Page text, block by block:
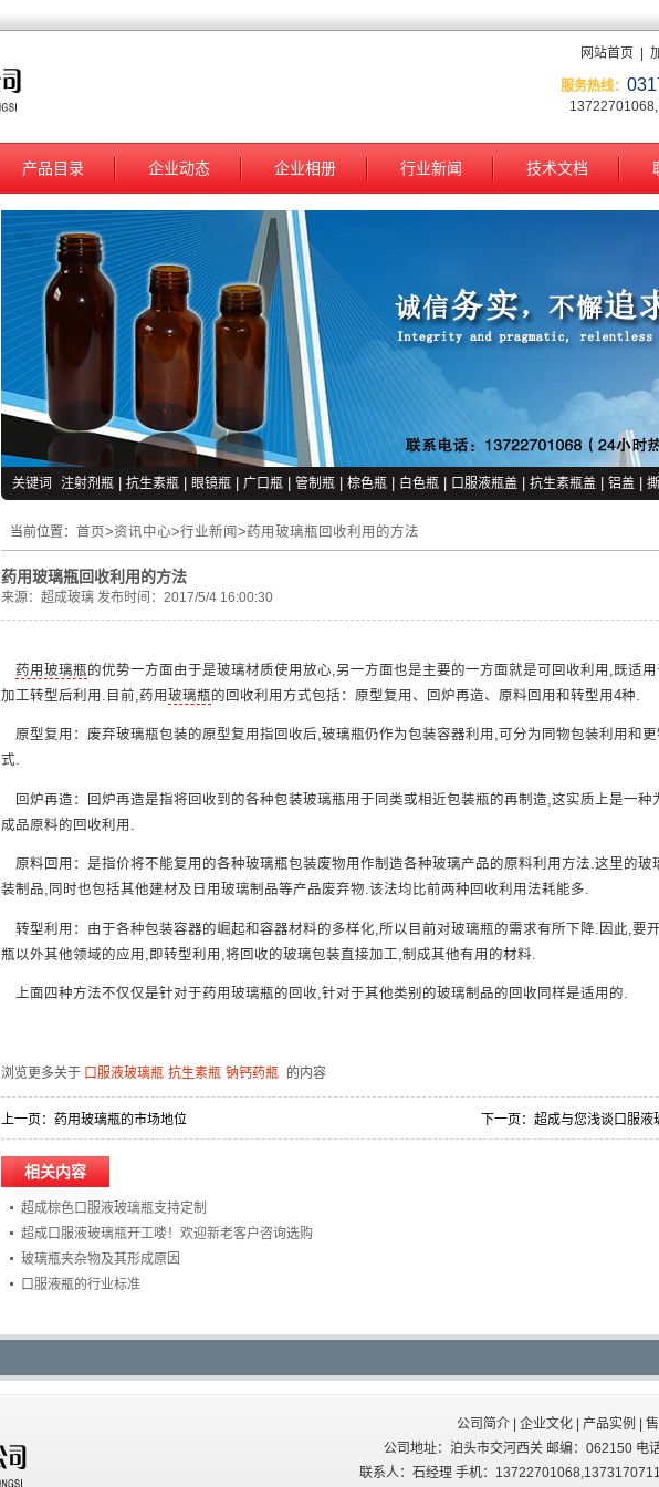
网站首页
服务热线：
产品目录 企业动态 企业相册 行业新闻 技术文档
关键词 注射剂瓶 抗生素瓶 眼镜瓶 广口瓶 管制瓶 棕色瓶 白色瓶 口服液瓶盖 抗生素瓶盖 铝盖
当前位置： 首页>资讯中心>行业新闻 >药用玻璃瓶回收利用的方法
药用玻璃瓶回收利用的方法
来源： 超成玻璃 发布时间：2017/5/4 16:00:30
药用玻璃瓶的优势一方面由于是玻璃材质使用放心,另一方面也是主要的一方面就是可回收利用,既适
加工转型后利用.目前,药用玻璃瓶的回收利用方式包括：原型复用、回炉再造、原料回用和转型用4种.
原型复用：废弃玻璃瓶包装的原型复用指回收后,玻璃瓶仍作为包装容器利用,可分为同物包装利用和
式.
回炉再造：回炉再造是指将回收到的各种包装玻璃瓶用于同类或相近包装瓶的再制造,这实质上是一种
成品原料的回收利用.
原料回用：是指价将不能复用的各种玻璃瓶包装废物用作制造各种玻璃产品的原料利用方法.这里的玻
装制品,同时也包括其他建材及日用玻璃制品等产品废弃物.该法均比前两种回收利用法耗能多.
转型利用：由于各种包装容器的崛起和容器材料的多样化,所以目前对玻璃瓶的需求有所下降.因此,要
瓶以外其他领域的应用,即转型利用,将回收的玻璃包装直接加工,制成其他有用的材料.
上面四种方法不仅仅是针对于药用玻璃瓶的回收,针对于其他类别的玻璃制品的回收同样是适用的.
浏览更多关于 口服液玻璃瓶 抗生素瓶 钠钙药瓶 的内容
上一页： 药用玻璃瓶的市场地位 下一页： 超成与您浅谈口服液
相关内容
超成棕色口服液玻璃瓶支持定制
超成口服液玻璃瓶开工喽！欢迎新老客户咨询选购
玻璃瓶夹杂物及其形成原因
口服液瓶的行业标准
公司简介 | 企业文化 | 产品实例 |
公司地址：泊头市交河西关 邮编：062150 电
联系人：石经理 手机：